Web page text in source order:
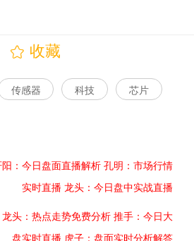
收藏
传感器 科技 芯片
阳：今日盘面直播解析 孔明：市场行情
实时直播 龙头：今日盘中实战直播
龙头：热点走势免费分析 推手：今日大
盘实时直播 虎子：盘面实时分析解答